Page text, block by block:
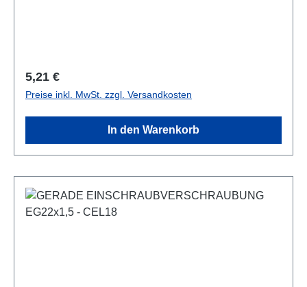
Regulärer Preis:
5,21 €
Preise inkl. MwSt. zzgl. Versandkosten
In den Warenkorb